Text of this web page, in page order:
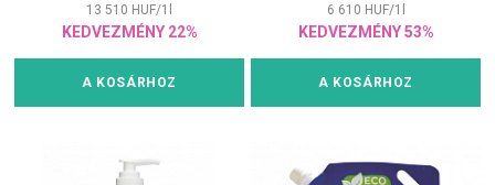
13 510 HUF/1
KEDVEZMÉNY 22%
A KOSÁRHOZ
6 610 HUF/1
KEDVEZMÉNY 53%
A KOSÁRHOZ